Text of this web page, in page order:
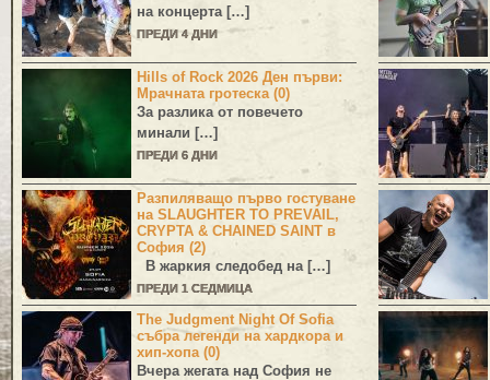
на концерта […]
ПРЕДИ 4 ДНИ
Hills of Rock 2026 Ден първи:
Мрачната гротеска (0)
За разлика от повечето
минали […]
ПРЕДИ 6 ДНИ
Разпиляващо първо гостуване
на SLAUGHTER TO PREVAIL,
CRYPTA & CHAINED SAINT в
София (2)
В жаркия следобед на […]
ПРЕДИ 1 СЕДМИЦА
The Judgment Night Of Sofia
събра легенди на хардкора и
хип-хопа (0)
Вчера жегата над София не